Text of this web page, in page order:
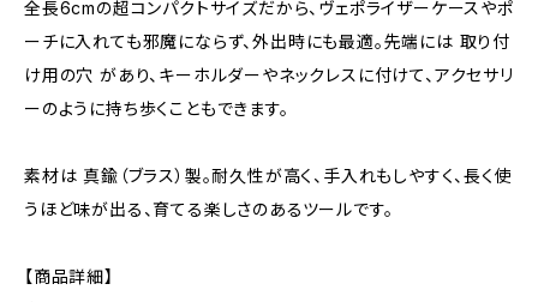
全長6cmの超コンパクトサイズだから、ヴェポライザーケースやポ
ーチに入れても邪魔にならず、外出時にも最適。先端には 取り付
け用の穴 があり、キーホルダーやネックレスに付けて、アクセサリ
ーのように持ち歩くこともできます。
素材は 真鍮（ブラス）製。耐久性が高く、手入れもしやすく、長く使
うほど味が出る、育てる楽しさのあるツールです。
【商品詳細】